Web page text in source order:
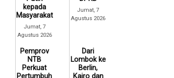
kepada
Masyarakat
Jumat, 7
Agustus 2026
Jumat, 7
Agustus 2026
Pemprov
NTB
Perkuat
Pertumbuh
Dari
Lombok ke
Berlin,
Kairo dan